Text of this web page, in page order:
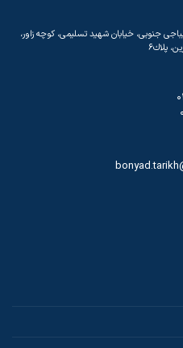
جنوبی، خيابان شهيد تسليمی، كوچه زاور،
پلاك۶